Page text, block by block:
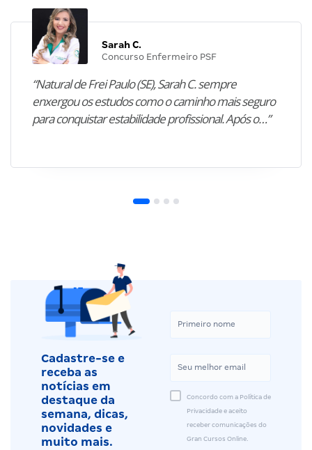
Sarah C.
Concurso Enfermeiro PSF
“Natural de Frei Paulo (SE), Sarah C. sempre
enxergou os estudos como o caminho mais seguro
para conquistar estabilidade profissional. Após o…”
Cadastre-se e
receba as
notícias em
destaque da
semana, dicas,
novidades e
muito mais.
Concordo com a Política de
Privacidade e aceito
receber comunicações do
Gran Cursos Online.